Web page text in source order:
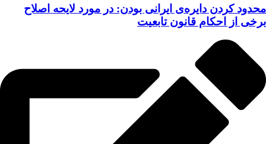
محدود کردن دایره‌ی ایرانی بودن: در مورد لایحه اصلاح
برخی از احکام قانون تابعیت